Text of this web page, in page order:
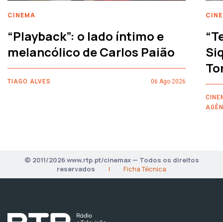
CINEMA
“Playback”: o lado íntimo e
melancólico de Carlos Paião
TIAGO ALVES 06 Ago 2026
© 2011/2026 www.rtp.pt/cinemax — Todos os direitos
reservados
| Ficha Técnica